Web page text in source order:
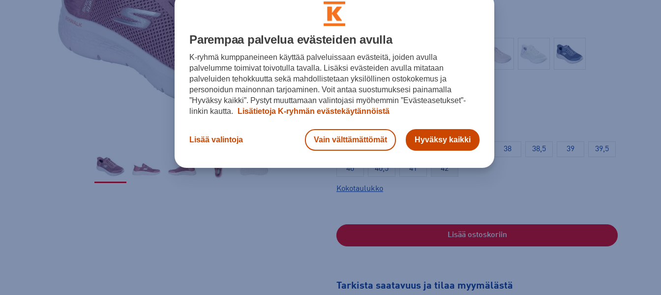
Tarjous voimassa 12.8. asti.
Pinkki
35 36 36,5 37 37,5 38 38,5 39 39,5
40 40,5 41 42
Kokotaulukko
Lisää ostoskoriin
Tarkista saatavuus ja tilaa myymälästä
Parempaa palvelua evästeiden avulla
K-ryhmä kumppaneineen käyttää palveluissaan evästeitä, joiden avulla
palvelumme toimivat toivotulla tavalla. Lisäksi evästeiden avulla mitataan
palveluiden tehokkuutta sekä mahdollistetaan yksilöllinen ostokokemus ja
personoidun mainonnan tarjoaminen. Voit antaa suostumuksesi painamalla
”Hyväksy kaikki”. Pystyt muuttamaan valintojasi myöhemmin ”Evästeasetukset”-
linkin kautta.
Lisätietoja K-ryhmän evästekäytännöistä
Lisää valintoja Vain välttämättömät Hyväksy kaikki